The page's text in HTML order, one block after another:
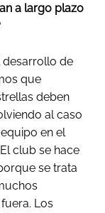
a largo plazo
desarrollo de
que
deben
al caso
en el
club se hace
se trata
Los